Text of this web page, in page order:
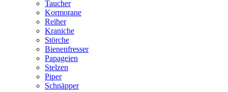
Taucher
Kormorane
Reiher
Kraniche
Störche
Bienenfresser
Papageien
Stelzen
Piper
Schnäpper